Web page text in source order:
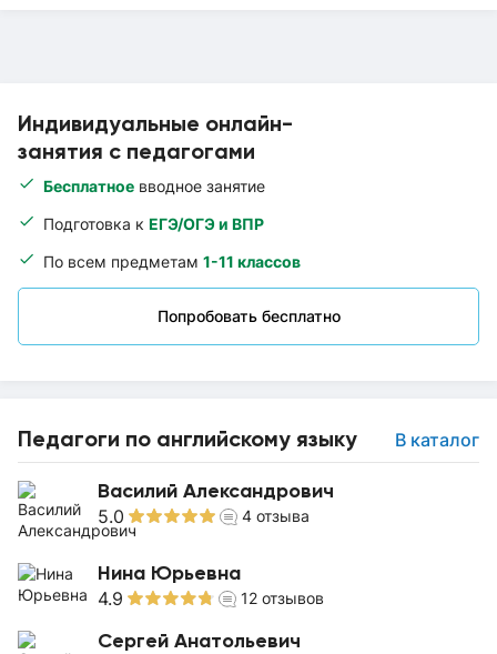
Индивидуальные онлайн-
занятия с педагогами
Бесплатное вводное занятие
Подготовка к ЕГЭ/ОГЭ и ВПР
По всем предметам 1-11 классов
Попробовать бесплатно
Педагоги по английскому языку В каталог
Василий Александрович
5.0 4 отзыва
Нина Юрьевна
4.9 12 отзывов
Сергей Анатольевич